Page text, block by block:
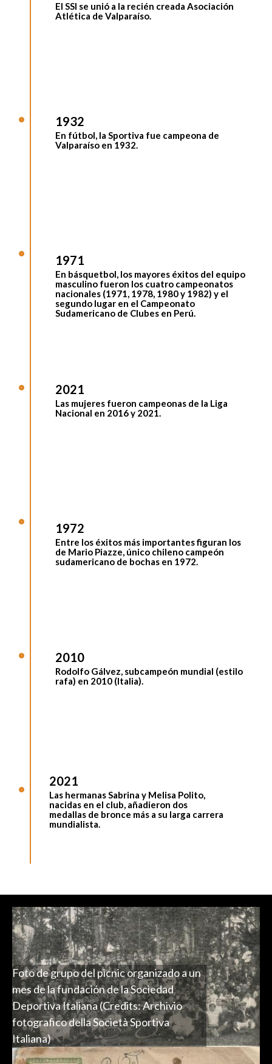
El SSI se unió a la recién creada Asociación
Atlética de Valparaíso.
1932
En fútbol, la Sportiva fue campeona de
Valparaíso en 1932.
1971
En básquetbol, los mayores éxitos del equipo
masculino fueron los cuatro campeonatos
nacionales (1971, 1978, 1980 y 1982) y el
segundo lugar en el Campeonato
Sudamericano de Clubes en Perú.
2021
Las mujeres fueron campeonas de la Liga
Nacional en 2016 y 2021.
1972
Entre los éxitos más importantes figuran los
de Mario Piazze, único chileno campeón
sudamericano de bochas en 1972.
2010
Rodolfo Gálvez, subcampeón mundial (estilo
rafa) en 2010 (Italia).
2021
Las hermanas Sabrina y Melisa Polito,
nacidas en el club, añadieron dos
medallas de bronce más a su larga carrera
mundialista.
Foto de grupo del picnic organizado a un
mes de la fundación de la Sociedad
Deportiva Italiana (Credits: Archivio
fotografico della Società Sportiva
Italiana)